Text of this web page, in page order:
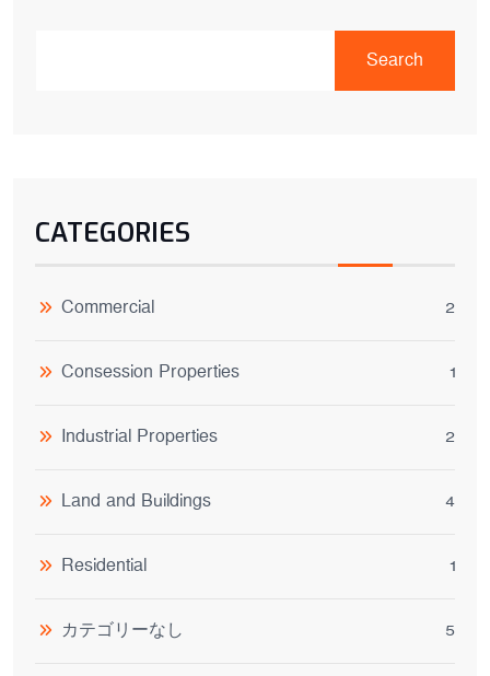
Search
CATEGORIES
Commercial 2
Consession Properties 1
Industrial Properties 2
Land and Buildings 4
Residential 1
カテゴリーなし 5